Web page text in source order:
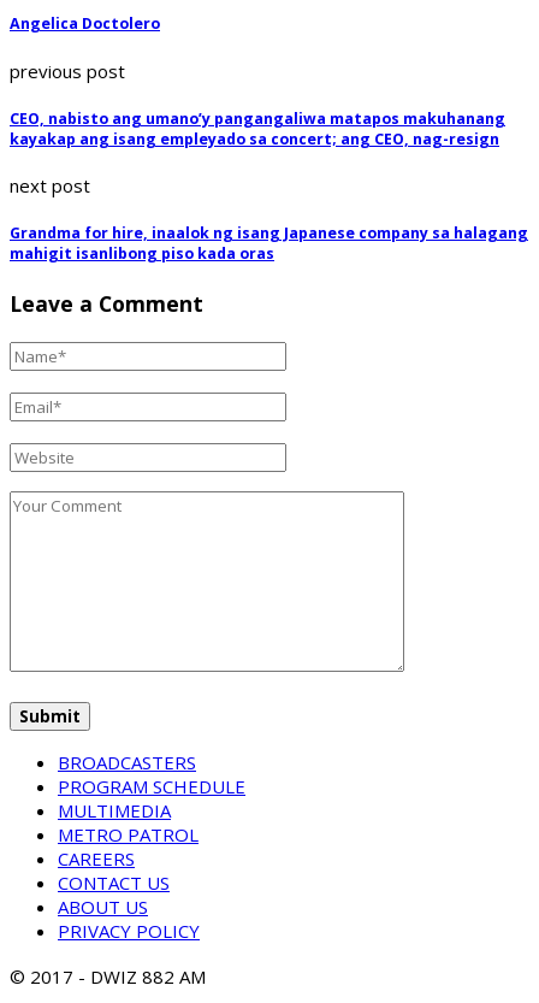
Angelica Doctolero
previous post
CEO, nabisto ang umano’y pangangaliwa matapos makuhanang
kayakap ang isang empleyado sa concert; ang CEO, nag-resign
next post
Grandma for hire, inaalok ng isang Japanese company sa halagang
mahigit isanlibong piso kada oras
Leave a Comment
BROADCASTERS
PROGRAM SCHEDULE
MULTIMEDIA
METRO PATROL
CAREERS
CONTACT US
ABOUT US
PRIVACY POLICY
© 2017 - DWIZ 882 AM